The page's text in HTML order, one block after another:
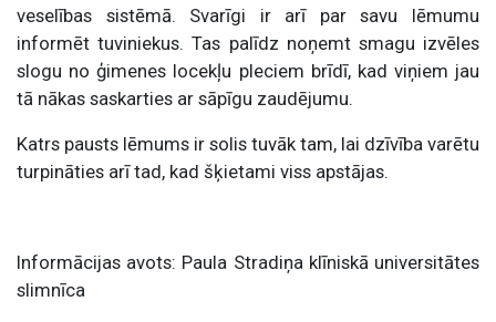
veselības sistēmā. Svarīgi ir arī par savu lēmumu
informēt tuviniekus. Tas palīdz noņemt smagu izvēles
slogu no ģimenes locekļu pleciem brīdī, kad viņiem jau
tā nākas saskarties ar sāpīgu zaudējumu.
Katrs pausts lēmums ir solis tuvāk tam, lai dzīvība varētu
turpināties arī tad, kad šķietami viss apstājas.
Informācijas avots: Paula Stradiņa klīniskā universitātes
slimnīca